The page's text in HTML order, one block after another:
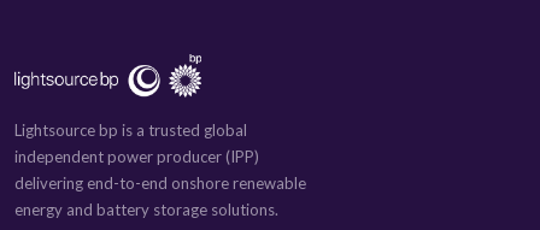
Lightsource bp is a trusted global
independent power producer (IPP)
delivering end-to-end onshore renewable
energy and battery storage solutions.